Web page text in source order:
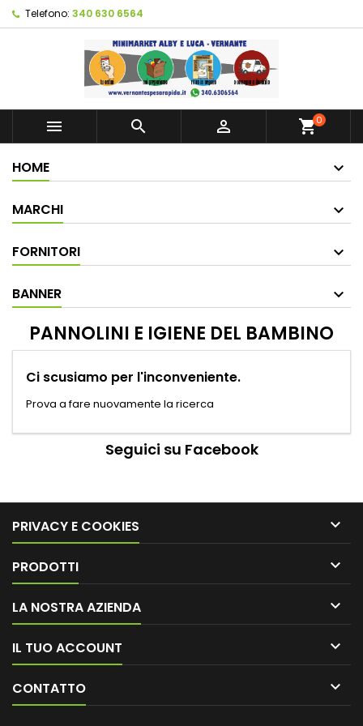
Telefono: 340 630 6564
   shopping_cart0
HOME
MARCHI
FORNITORI
BANNER
PANNOLINI E IGIENE DEL BAMBINO
Ci scusiamo per l'inconveniente.
Prova a fare nuovamente la ricerca
Seguici su Facebook
PRIVACY E COOKIES 
PRODOTTI 
LA NOSTRA AZIENDA 
IL TUO ACCOUNT 
CONTATTO 